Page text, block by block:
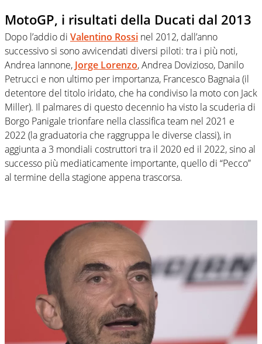
MotoGP, i risultati della Ducati dal 2013
Dopo l’addio di Valentino Rossi nel 2012, dall’anno
successivo si sono avvicendati diversi piloti: tra i più noti,
Andrea Iannone, Jorge Lorenzo, Andrea Dovizioso, Danilo
Petrucci e non ultimo per importanza, Francesco Bagnaia (il
detentore del titolo iridato, che ha condiviso la moto con Jack
Miller). Il palmares di questo decennio ha visto la scuderia di
Borgo Panigale trionfare nella classifica team nel 2021 e
2022 (la graduatoria che raggruppa le diverse classi), in
aggiunta a 3 mondiali costruttori tra il 2020 ed il 2022, sino al
successo più mediaticamente importante, quello di “Pecco”
al termine della stagione appena trascorsa.